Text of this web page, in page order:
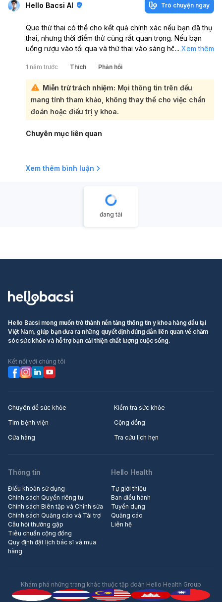
Hello Bacsi AI Trò chuyện ngay
Que thử thai có thể cho kết quả chính xác nếu bạn đã thụ
thai, nhưng thời điểm thử cũng rất quan trọng. Nếu bạn
uống rượu vào tối qua và thử thai vào sáng hôm sau, kết
hormone hCG phát triển trong cơ thể. Thông thường, nên
thử thai sau khi trễ kinh khoảng một tuần để có kết quả
đáng tin cậy hơn. Nếu bạn lo lắng về việc uống rượu trong
thời gian mang thai, hãy tham khảo ý kiến bác sĩ để được
tư vấn cụ thể.
... Xem thêm
1 năm trước Thích Phản hồi
Miễn trừ trách nhiệm: Mọi thông tin trên đều
mang tính tham khảo, không thay thế cho việc chẩn
đoán hoặc điều trị y khoa.
Chuyên mục liên quan
Xem thêm bình luận
đang tải
Hello Bacsi mong muốn trở thành nền tảng thông tin y khoa hàng đầu tại
Việt Nam, giúp bạn đưa ra những quyết định đúng đắn liên quan về chăm
sóc sức khỏe và hỗ trợ bạn cải thiện chất lượng cuộc sống.
Kết nối với chúng tôi
Chuyên đề sức khỏe
Kiểm tra sức khỏe
Tìm bệnh viện
Cộng đồng
Cửa hàng
Tra cứu lịch hẹn
Thông tin
Điều khoản sử dụng
Chính sách Quyền riêng tư
Chính sách Biên tập và Chỉnh sửa
Chính sách Quảng cáo và Tài trợ
Câu hỏi thường gặp
Tiêu chuẩn cộng đồng
Quy định đặt lịch bác sĩ và mua
hàng
Hello Health
Tự giới thiệu
Ban điều hành
Tuyển dụng
Quảng cáo
Liên hệ
Khám phá những trang khác thuộc tập đoàn Hello Health Group